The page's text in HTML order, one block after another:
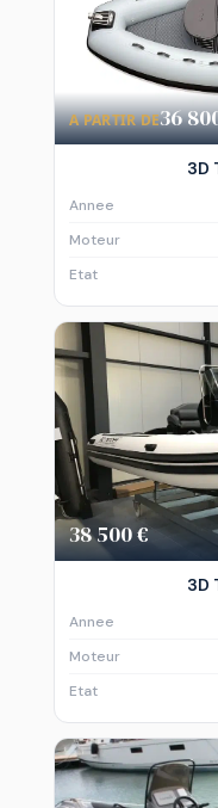
A PARTIR DE36
3D
Annee
Moteur
Etat
38 500 €
3D
Annee
Moteur
Etat